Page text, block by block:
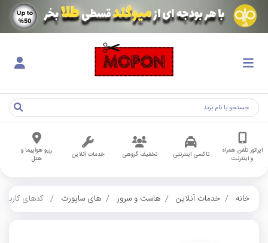
اپراتور تلفن همراه
و اینترنت
تاکسی اینترنتی تخفیف گروهی خدمات آنلاین
رزرو هواپیما و
هتل
خانه خدمات آنلاین هاست و سرور های ساپورت کدهای